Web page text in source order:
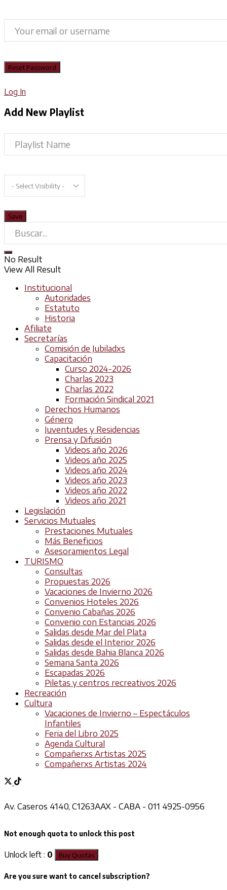
Log In
Add New Playlist
No Result
View All Result
Institucional
Autoridades
Estatuto
Historia
Afiliate
Secretarías
Comisión de Jubiladxs
Capacitación
Curso 2024-2026
Charlas 2023
Charlas 2022
Formación Sindical 2021
Derechos Humanos
Género
Juventudes y Residencias
Prensa y Difusión
Videos año 2026
Videos año 2025
Videos año 2024
Videos año 2023
Videos año 2022
Videos año 2021
Legislación
Servicios Mutuales
Prestaciones Mutuales
Más Beneficios
Asesoramientos Legal
TURISMO
Consultas
Propuestas 2026
Vacaciones de Invierno 2026
Convenios Hoteles 2026
Convenio Cabañas 2026
Convenio con Estancias 2026
Salidas desde Mar del Plata
Salidas desde el Interior 2026
Salidas desde Bahia Blanca 2026
Semana Santa 2026
Escapadas 2026
Piletas y centros recreativos 2026
Recreación
Cultura
Vacaciones de Invierno – Espectáculos
Infantiles
Feria del Libro 2025
Agenda Cultural
Compañerxs Artistas 2025
Compañerxs Artistas 2024
Av. Caseros 4140, C1263AAX - CABA - 011 4925-0956
Not enough quota to unlock this post
Unlock left : 0 Buy Quotas
Are you sure want to cancel subscription?